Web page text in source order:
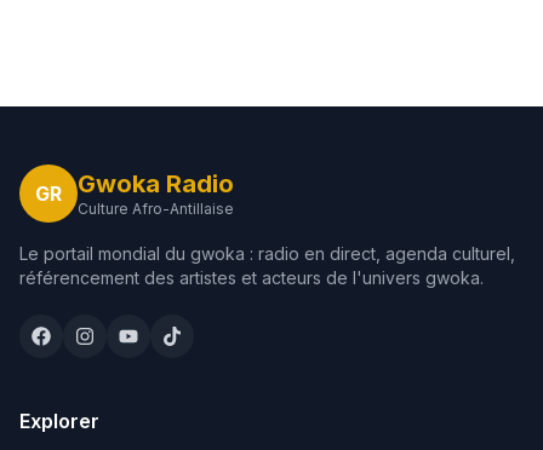
GR Gwoka Radio
Culture Afro-Antillaise
Le portail mondial du gwoka : radio en direct, agenda culturel,
référencement des artistes et acteurs de l'univers gwoka.
Explorer